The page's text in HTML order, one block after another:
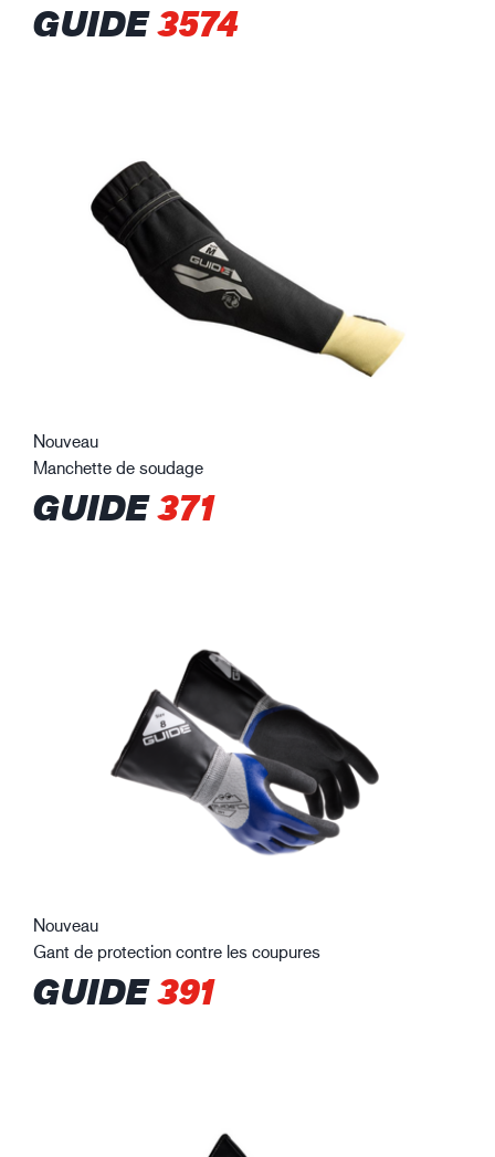
GUIDE3574
Nouveau
Manchette de soudage
GUIDE371
Nouveau
Gant de protection contre les coupures
GUIDE391